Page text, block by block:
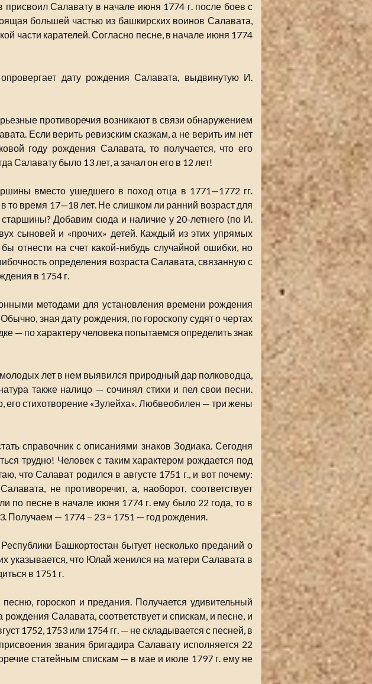
присвоил Салавату в начале июня 1774 г. после боев с
большей частью из башкирских воинов Салавата,
части карателей. Согласно песне, в начале июня 1774
дату рождения Салавата, выдвинутую И.
противоречия возникают в связи обнаружением
Если верить ревизским сказкам, а не верить им нет
году рождения Салавата, то получается, что его
Салавату было 13 лет, а зачал он его в 12 лет!
вместо ушедшего в поход отца в 1771—1772 гг.
то время 17—18 лет. Не слишком ли ранний возраст для
Добавим сюда и наличие у 20-летнего (по И.
сыновей и «прочих» детей. Каждый из этих упрямых
отнести на счет какой-нибудь случайной ошибки, но
определения возраста Салавата, связанную с
в 1754 г.
методами для установления времени рождения
зная дату рождения, по гороскопу судят о чертах
— по характеру человека попытаемся определить знак
лет в нем выявился природный дар полководца,
также налицо — сочинял стихи и пел свои песни.
его стихотворение «Зулейха». Любвеобилен — три жены
справочник с описаниями знаков Зодиака. Сегодня
трудно! Человек с таким характером рождается под
что Салават родился в августе 1751 г., и вот почему:
не противоречит, а, наоборот, соответствует
по песне в начале июня 1774 г. ему было 22 года, то в
Получаем — 1774 − 23 = 1751 — год рождения.
Башкортостан бытует несколько преданий о
указывается, что Юлай женился на матери Салавата в
в 1751 г.
гороскоп и предания. Получается удивительный
рождения Салавата, соответствует и спискам, и песне, и
1752, 1753 или 1754 гг. — не складывается с песней, в
звания бригадира Салавату исполняется 22
статейным спискам — в мае и июле 1797 г. ему не